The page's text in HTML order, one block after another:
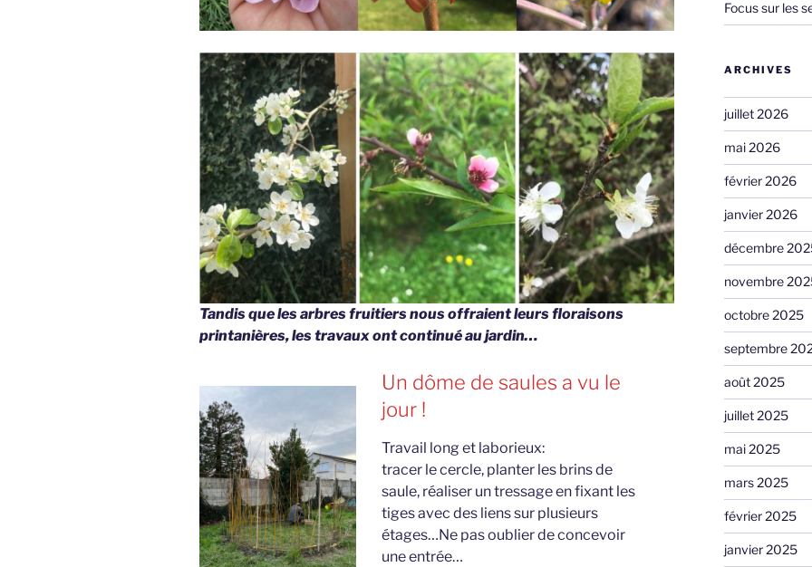
Tandis que les arbres fruitiers nous offraient leurs floraisons
printanières, les travaux ont continué au jardin…
Un dôme de saules a vu le
jour !
Travail long et laborieux:
tracer le cercle, planter les brins de
saule, réaliser un tressage en fixant les
tiges avec des liens sur plusieurs
étages…Ne pas oublier de concevoir
une entrée…
Focus sur les
ARCHIVES
juillet 2026
mai 2026
février 2026
janvier 2026
décembre
novembre
octobre 2025
septembre
août 2025
juillet 2025
mai 2025
mars 2025
février 2025
janvier 2025